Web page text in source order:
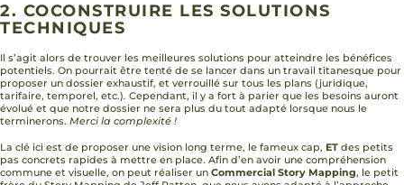
2. COCONSTRUIRE LES SOLUTIONS
TECHNIQUES
Il s’agit alors de trouver les meilleures solutions pour atteindre les bénéfices
potentiels. On pourrait être tenté de se lancer dans un travail titanesque pour
proposer un dossier exhaustif, et verrouillé sur tous les plans (juridique,
tarifaire, temporel, etc.). Cependant, il y a fort à parier que les besoins auront
évolué et que notre dossier ne sera plus du tout adapté lorsque nous le
terminerons. Merci la complexité !
La clé ici est de proposer une vision long terme, le fameux cap, ET des petits
pas concrets rapides à mettre en place. Afin d’en avoir une compréhension
commune et visuelle, on peut réaliser un Commercial Story Mapping, le petit